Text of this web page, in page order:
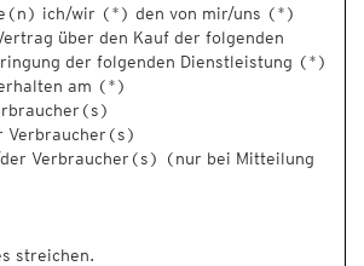
ich/wir (*) den von mir/uns (*)
über den Kauf der folgenden
der folgenden Dienstleistung (*)
am (*)
Verbraucher(s)
Verbraucher(s) (nur bei Mitteilung
streichen.